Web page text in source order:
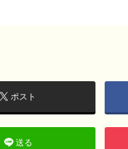
ポスト
送る